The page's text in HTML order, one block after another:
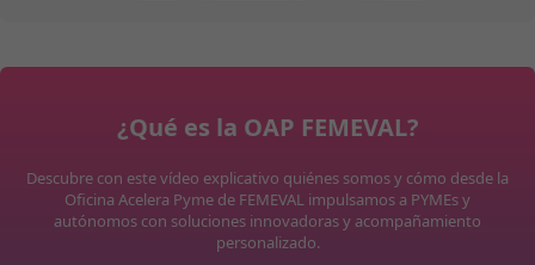
¿Qué es la OAP FEMEVAL?
Descubre con este vídeo explicativo quiénes somos y cómo desde la
Oficina Acelera Pyme de FEMEVAL impulsamos a PYMEs y
autónomos con soluciones innovadoras y acompañamiento
personalizado.